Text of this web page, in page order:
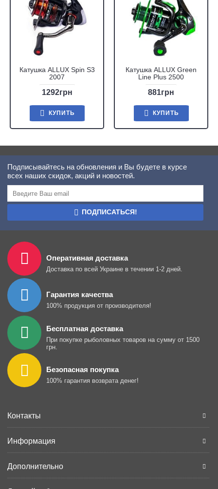
Катушка ALLUX Spin S3
2007
1292грн
КУПИТЬ
Катушка ALLUX Green
Line Plus 2500
881грн
КУПИТЬ
Подписывайтесь на обновления и Вы будете в курсе
всех наших скидок, акций и новостей.
ПОДПИСАТЬСЯ!
Оперативная доставка
Доставка по всей Украине в течении 1-2 дней.
Гарантия качества
100% продукция от производителя!
Бесплатная доставка
При покупке рыболовных товаров на сумму от 1500
грн.
Безопасная покупка
100% гарантия возврата денег!
Контакты
Информация
Дополнительно